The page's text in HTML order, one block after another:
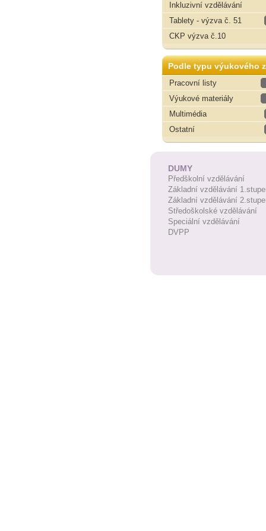
Inkluzivní vzdělávání
Tablety - výzva č. 51
CKP výzva č.10
Podle typu výukového
Pracovní listy
Výukové materiály
Multimédia
Ostatní
DUMY
Předškolní vzdělávání
Základní vzdělávání
Základní vzdělávání
Středoškolské vzdělávání
Speciální vzdělávání
DVPP